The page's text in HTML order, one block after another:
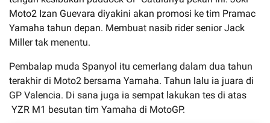
Moto2 Izan Guevara diyakini akan promosi ke tim Pramac
Yamaha tahun depan. Membuat nasib rider senior Jack
Miller tak menentu.
Pembalap muda Spanyol itu cemerlang dalam dua tahun
terakhir di Moto2 bersama Yamaha. Tahun lalu ia juara di
GP Valencia. Di sana juga ia sempat lakukan tes di atas
YZR M1 besutan tim Yamaha di MotoGP.